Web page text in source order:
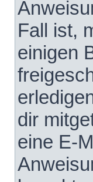
Fall ist,
einigen
dir
eine E-